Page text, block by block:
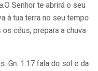
.O Senhor te abrirá o seu
à tua terra no seu tempo
os céus, prepara a chuva
Gn. 1:17 fala do sol e da